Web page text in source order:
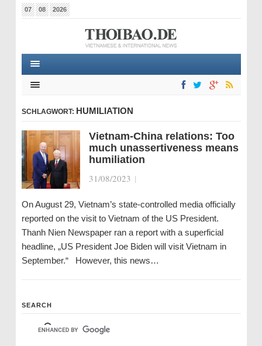
07 08 2026
SCHLAGWORT: HUMILIATION
Vietnam-China relations: Too
much unassertiveness means
humiliation
31/08/2023 |
On August 29, Vietnam’s state-controlled media officially
reported on the visit to Vietnam of the US President.
Thanh Nien Newspaper ran a report with a superficial
headline, „US President Joe Biden will visit Vietnam in
September.“ However, this news…
SEARCH